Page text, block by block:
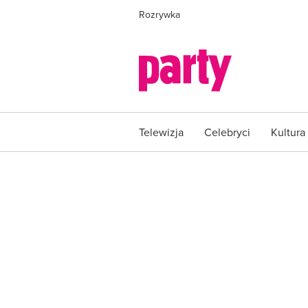
Rozrywka
Telewizja Celebryci Kultura